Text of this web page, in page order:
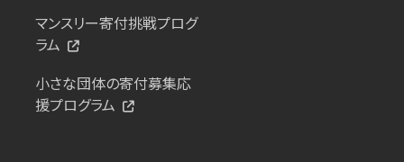
マンスリー寄付挑戦プログ
ラム
小さな団体の寄付募集応
援プログラム